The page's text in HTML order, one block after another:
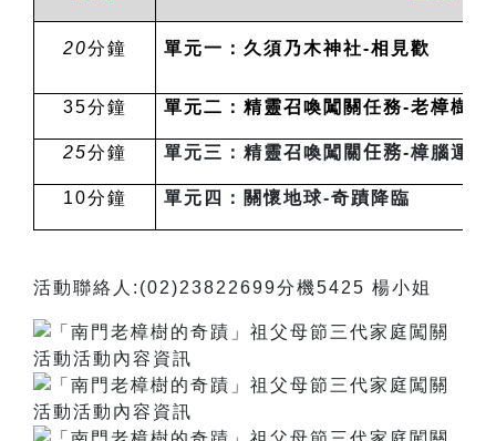
20分鐘 單元一：久須乃木神社-相見歡
35分鐘 單元二：精靈召喚闖關任務-老樟樹與
25分鐘 單元三：精靈召喚闖 關任務-樟腦運用
10分鐘 單元四：關懷地球-奇蹟降臨
活動聯絡人:(02)23822699分機5425 楊小姐